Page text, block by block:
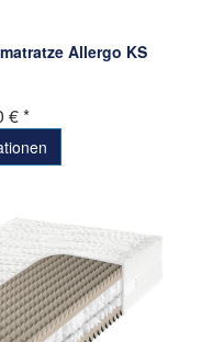
Allergo KS
€ *